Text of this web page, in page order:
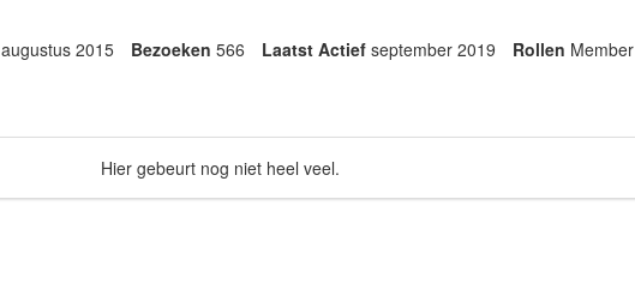
augustus 2015 Bezoeken 566 Laatst Actief september 2019 Rollen Member
Hier gebeurt nog niet heel veel.